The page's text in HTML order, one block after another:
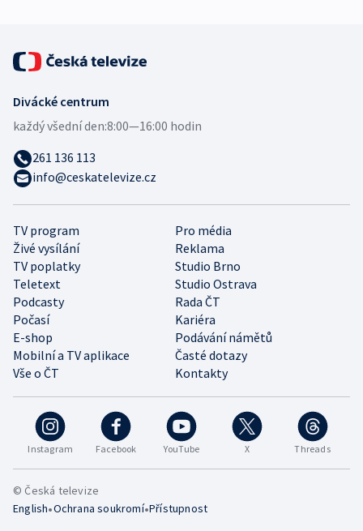
Instagram Facebook YouTube X Threads
TV program
Pro média
Živé vysílání
Reklama
TV poplatky
Studio Brno
Teletext
Studio Ostrava
Podcasty
Rada ČT
Počasí
Kariéra
E-shop
Podávání námětů
Mobilní a TV aplikace
Časté dotazy
Vše o ČT
Kontakty
Divácké centrum
každý všední den:8:00—16:00 hodin
261 136 113
info@ceskatelevize.cz
© Česká televize
English•Ochrana soukromí•Přístupnost